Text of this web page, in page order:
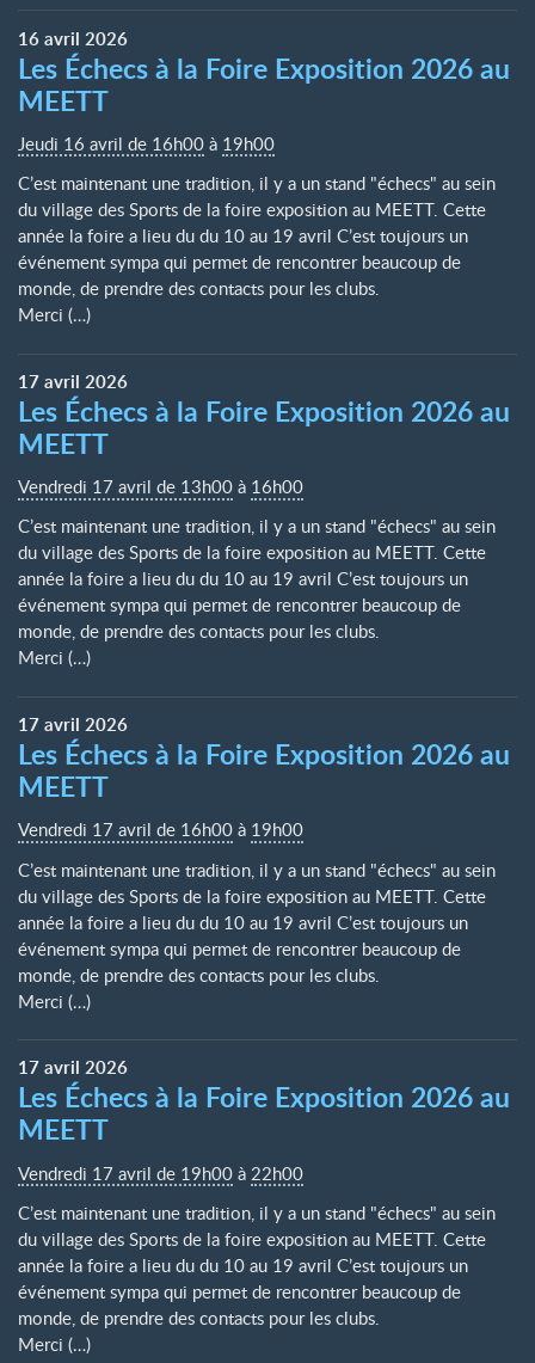
16avril 2026
Les Échecs à la Foire Exposition 2026 au
MEETT
Jeudi 16 avril de 16h00 à 19h00
C’est maintenant une tradition, il y a un stand "échecs" au sein
du village des Sports de la foire exposition au MEETT. Cette
année la foire a lieu du du 10 au 19 avril C’est toujours un
événement sympa qui permet de rencontrer beaucoup de
monde, de prendre des contacts pour les clubs.
Merci (…)
17avril 2026
Les Échecs à la Foire Exposition 2026 au
MEETT
Vendredi 17 avril de 13h00 à 16h00
C’est maintenant une tradition, il y a un stand "échecs" au sein
du village des Sports de la foire exposition au MEETT. Cette
année la foire a lieu du du 10 au 19 avril C’est toujours un
événement sympa qui permet de rencontrer beaucoup de
monde, de prendre des contacts pour les clubs.
Merci (…)
17avril 2026
Les Échecs à la Foire Exposition 2026 au
MEETT
Vendredi 17 avril de 16h00 à 19h00
C’est maintenant une tradition, il y a un stand "échecs" au sein
du village des Sports de la foire exposition au MEETT. Cette
année la foire a lieu du du 10 au 19 avril C’est toujours un
événement sympa qui permet de rencontrer beaucoup de
monde, de prendre des contacts pour les clubs.
Merci (…)
17avril 2026
Les Échecs à la Foire Exposition 2026 au
MEETT
Vendredi 17 avril de 19h00 à 22h00
C’est maintenant une tradition, il y a un stand "échecs" au sein
du village des Sports de la foire exposition au MEETT. Cette
année la foire a lieu du du 10 au 19 avril C’est toujours un
événement sympa qui permet de rencontrer beaucoup de
monde, de prendre des contacts pour les clubs.
Merci (…)